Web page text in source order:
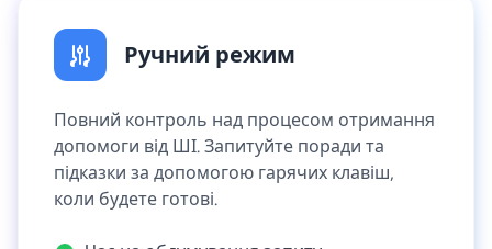
Ручний режим
Повний контроль над процесом отримання
допомоги від ШІ. Запитуйте поради та
підказки за допомогою гарячих клавіш,
коли будете готові.